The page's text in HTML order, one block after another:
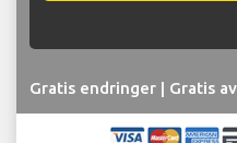
Gratis endringer | Gratis